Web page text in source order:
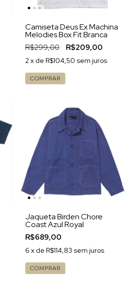
Camiseta Deus Ex Machina
Melodies Box Fit Branca
R$299,00 R$209,00
2 x de R$104,50 sem juros
COMPRAR
Jaqueta Birden Chore
Coast Azul Royal
R$689,00
6 x de R$114,83 sem juros
COMPRAR